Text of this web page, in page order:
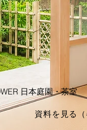
日本庭園・茶室
資料を見る